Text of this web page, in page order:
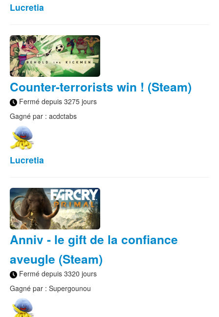
Lucretia
Counter-terrorists win ! (Steam)
Fermé depuis 3275 jours
Gagné par : acdctabs
Lucretia
Anniv - le gift de la confiance
aveugle (Steam)
Fermé depuis 3320 jours
Gagné par : Supergounou